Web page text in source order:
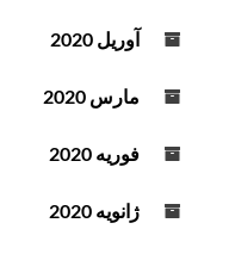
آوریل 2020
مارس 2020
فوریه 2020
ژانویه 2020